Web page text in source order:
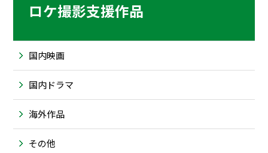
ロケ撮影支援作品
国内映画
国内ドラマ
海外作品
その他